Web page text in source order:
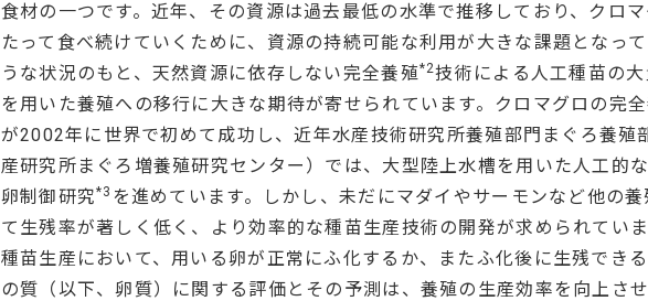
食材の一つです。近年、その資源は過去最低の水準で推移しており、クロ
たって食べ続けていくために、資源の持続可能な利用が大きな課題となっ
うな状況のもと、天然資源に依存しない完全養殖*2技術による人工種苗の
を用いた養殖への移行に大きな期待が寄せられています。クロマグロの完
が2002年に世界で初めて成功し、近年水産技術研究所養殖部門まぐろ養殖
産研究所まぐろ増養殖研究センター）では、大型陸上水槽を用いた人工的
卵制御研究*3 を進めています。しかし、未だにマダイやサーモンなど他の
て生残率が著しく低く、より効率的な種苗生産技術の開発が求められてい
種苗生産において、用いる卵が正常にふ化するか、またふ化後に生残でき
の質（以下、卵質）に関する評価とその予測は、養殖の生産効率を向上さ